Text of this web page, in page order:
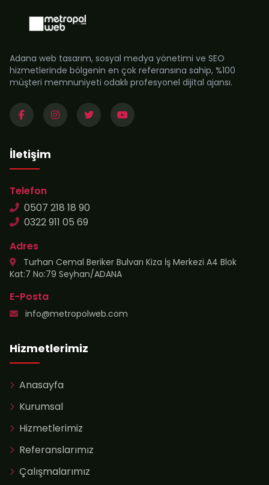
Adana web tasarım, sosyal medya yönetimi ve SEO
hizmetlerinde bölgenin en çok referansına sahip, %100
müşteri memnuniyeti odaklı profesyonel dijital ajansı.
İletişim
Telefon
0507 218 18 90
0322 911 05 69
Adres
Turhan Cemal Beriker Bulvarı Kiza İş Merkezi A4 Blok
Kat:7 No:79 Seyhan/ADANA
E-Posta
info@metropolweb.com
Hizmetlerimiz
Anasayfa
Kurumsal
Hizmetlerimiz
Referanslarımız
Çalışmalarımız